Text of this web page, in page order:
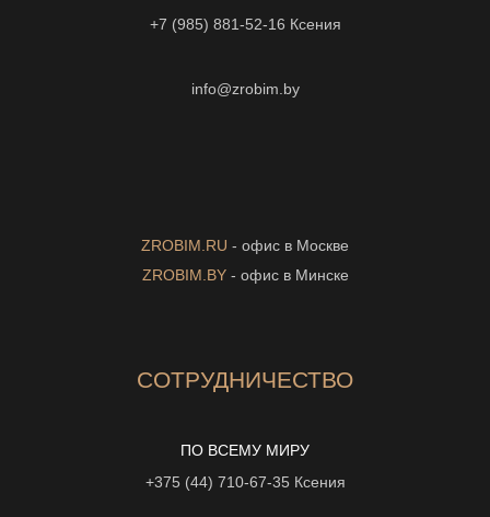
+7 (985) 881-52-16 Ксения
info@zrobim.by
ZROBIM.RU - офис в Москве
ZROBIM.BY- офис в Минске
СОТРУДНИЧЕСТВО
ПО ВСЕМУ МИРУ
+375 (44) 710-67-35 Ксения